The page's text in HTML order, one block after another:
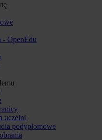
- OpenEdu
uczelni
podyplomowe